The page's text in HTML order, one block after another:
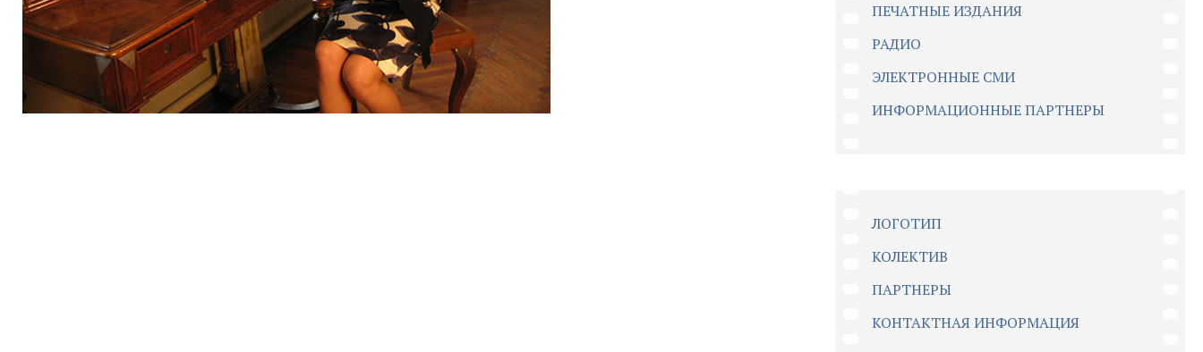
ПЕЧАТНЫЕ ИЗДАНИЯ
РАДИО
ЭЛЕКТРОННЫЕ СМИ
ИНФОРМАЦИОННЫЕ ПАРТНЕРЫ
ЛОГОТИП
КОЛЕКТИВ
ПАРТНЕРЫ
КОНТАКТНАЯ ИНФОРМАЦИЯ